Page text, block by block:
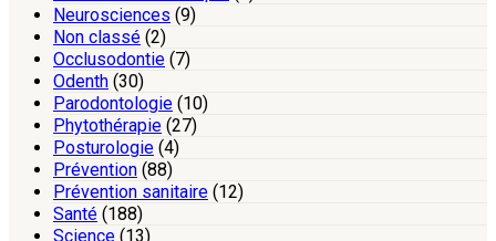
Neurosciences (9)
Non classé (2)
Occlusodontie (7)
Odenth (30)
Parodontologie (10)
Phytothérapie (27)
Posturologie (4)
Prévention (88)
Prévention sanitaire (12)
Santé (188)
Science (13)